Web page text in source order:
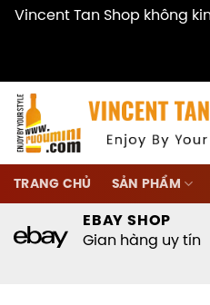
Vincent Tan Shop không
content
TRANG CHỦ SẢN PHẨM
EBAY SHOP
Gian hàng uy tín